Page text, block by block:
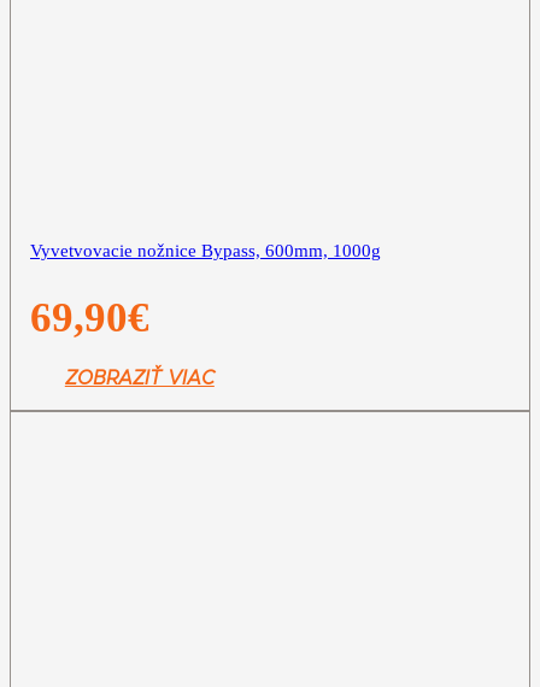
Vyvetvovacie nožnice Bypass, 600mm, 1000g
69,90€
ZOBRAZIŤ VIAC